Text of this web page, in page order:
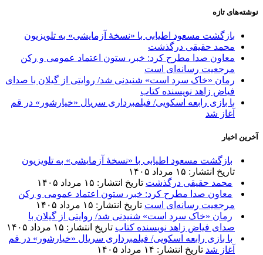
نوشته‌های تازه
بازگشت مسعود اطیابی با «نسخهٔ آزمایشی» به تلویزیون
محمد حقیقی درگذشت
معاون صدا مطرح کرد: خبر، ستون اعتماد عمومی و رکن
مرجعیت رسانه‌ای است
رمان «خاک سرد است» شنیدنی شد/ روایتی از گیلان با صدای
فیاض زاهد نویسنده کتاب
با بازی رابعه اسکویی/ فیلمبرداری سریال «خیارشور» در قم
آغاز شد
آخرین اخبار
بازگشت مسعود اطیابی با «نسخهٔ آزمایشی» به تلویزیون
تاریخ انتشار: ۱۵ مرداد ۱۴۰۵
محمد حقیقی درگذشت تاریخ انتشار: ۱۵ مرداد ۱۴۰۵
معاون صدا مطرح کرد: خبر، ستون اعتماد عمومی و رکن
مرجعیت رسانه‌ای است تاریخ انتشار: ۱۵ مرداد ۱۴۰۵
رمان «خاک سرد است» شنیدنی شد/ روایتی از گیلان با
صدای فیاض زاهد نویسنده کتاب تاریخ انتشار: ۱۵ مرداد ۱۴۰۵
با بازی رابعه اسکویی/ فیلمبرداری سریال «خیارشور» در قم
آغاز شد تاریخ انتشار: ۱۴ مرداد ۱۴۰۵